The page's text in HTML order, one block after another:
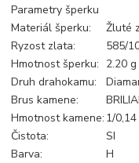
Parametry šperku
Materiál šperku:
Žluté
Ryzost zlata:
585/
Hmotnost šperku: 2.20 g
Druh drahokamu:
Brus kamene:
Hmotnost kamene: 1/
Čistota:
SI
Barva:
H